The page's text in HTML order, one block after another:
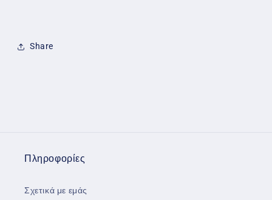
Share
Πληροφορίες
Σχετικά με εμάς